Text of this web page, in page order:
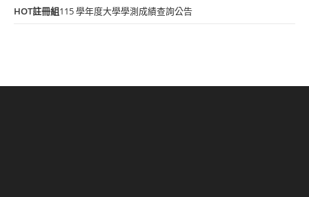
HOT註冊組115 學年度大學學測成績查詢公告